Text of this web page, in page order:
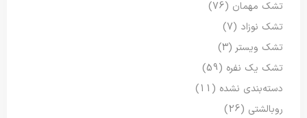
تشک مهمان (76)
تشک نوزاد (7)
تشک ویستر (3)
تشک یک نفره (59)
دسته‌بندی نشده (11)
روبالشتی (26)